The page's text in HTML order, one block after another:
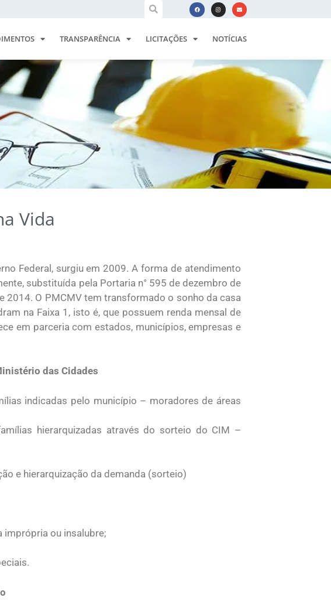
TRANSPARÊNCIA LICITAÇÕES NOTÍCIAS
Vida
Federal, surgiu em 2009. A forma de atendimento
substituída pela Portaria n° 595 de dezembro de
2014. O PMCMV tem transformado o sonho da casa
na Faixa 1, isto é, que possuem renda mensal de
em parceria com estados, municípios, empresas e
das Cidades
indicadas pelo município – moradores de áreas
hierarquizadas através do sorteio do CIM –
e hierarquização da demanda (sorteio)
imprópria ou insalubre;